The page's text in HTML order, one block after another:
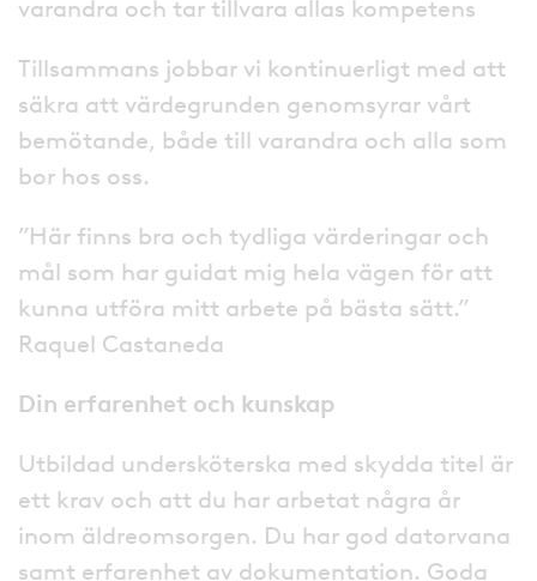
varandra och tar tillvara allas kompetens
Tillsammans jobbar vi kontinuerligt med att
säkra att värdegrunden genomsyrar vårt
bemötande, både till varandra och alla som
bor hos oss.
”Här finns bra och tydliga värderingar och
mål som har guidat mig hela vägen för att
kunna utföra mitt arbete på bästa sätt.”
Raquel Castaneda
Din erfarenhet och kunskap
Utbildad undersköterska med skydda titel är
ett krav och att du har arbetat några år
inom äldreomsorgen. Du har god datorvana
samt erfarenhet av dokumentation. Goda